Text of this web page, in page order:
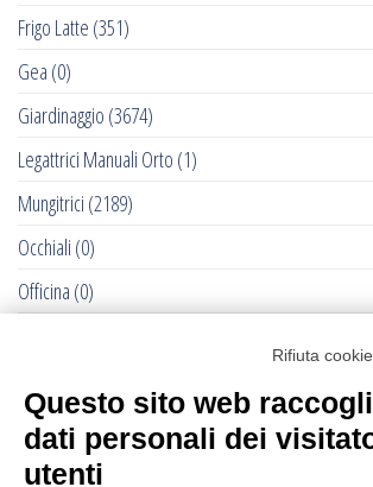
Frigo Latte (351)
Gea (0)
Giardinaggio (3674)
Legattrici Manuali Orto (1)
Mungitrici (2189)
Occhiali (0)
Officina (0)
Recinti Elettrici e Elettrificatori(877)
Ricambi Allattatrici Forster
Rifiuta
Questo sito web
dati personali dei
utenti